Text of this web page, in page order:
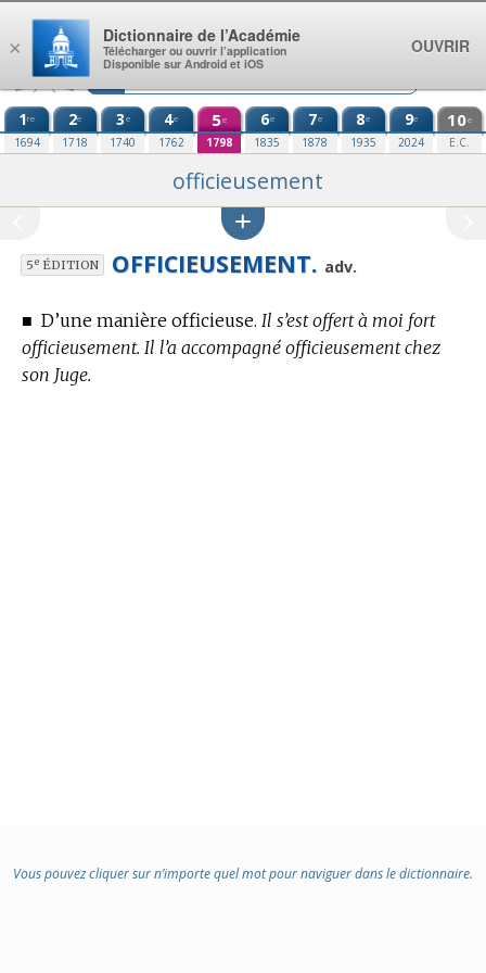
Aller au contenu
1re
1694
2e
1718
3e
1740
4e
1762
5e
1798
6e
1835
7e
1878
8e
1935
9e
2024
10e
E.C.
officieusement
5eÉDITION OFFICIEUSEMENT. adv.
■ D’une manière officieuse. Il s’est offert à moi fort
officieusement. Il l’a accompagné officieusement chez
son Juge.
Vous pouvez cliquer sur n’importe quel mot pour naviguer dans le dictionnaire.
×
Dictionnaire de l’Académie
Télécharger ou ouvrir l’application
Disponible sur Android et iOS
OUVRIR